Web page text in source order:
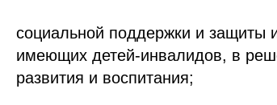
социальной поддержки и защиты
имеющих детей-инвалидов, в
развития и воспитания;